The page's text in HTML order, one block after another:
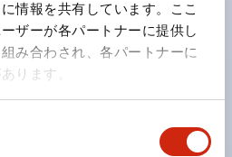
情報を共有しています。ここ
ザーが各パートナーに提供し
み合わされ、各パートナーに
ります。
球を、1色のLED球で各色を表
。
インに対応。表示灯（角平形）
、点灯時のランプ色の識別が
。危険時や緊急事態時の色表